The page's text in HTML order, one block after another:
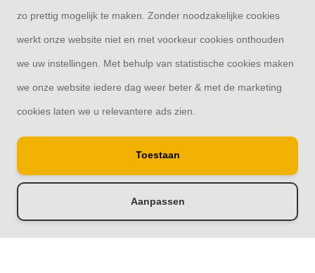
-
Categorieën
© Copyright 2026
zo prettig mogelijk te maken. Zonder noodzakelijke cookies
werkt onze website niet en met voorkeur cookies onthouden
we uw instellingen. Met behulp van statistische cookies maken
we onze website iedere dag weer beter & met de marketing
cookies laten we u relevantere ads zien.
Toestaan
Aanpassen